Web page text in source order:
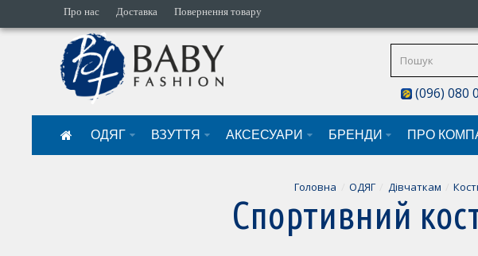
Про нас Доставка Повернення товару
(096) 080
ОДЯГ ВЗУТТЯ АКСЕСУАРИ БРЕНДИ ПРО
Головна ОДЯГ Дівчаткам
Спортивний